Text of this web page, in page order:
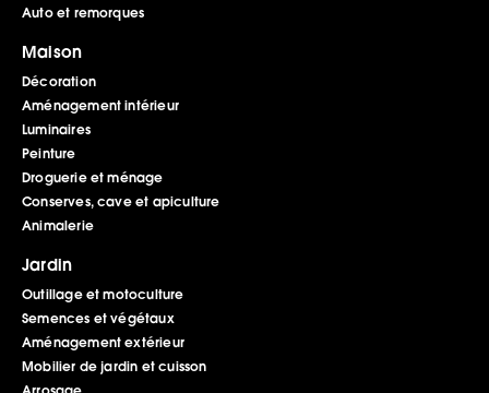
Auto et remorques
Maison
Décoration
Aménagement intérieur
Luminaires
Peinture
Droguerie et ménage
Conserves, cave et apiculture
Animalerie
Jardin
Outillage et motoculture
Semences et végétaux
Aménagement extérieur
Mobilier de jardin et cuisson